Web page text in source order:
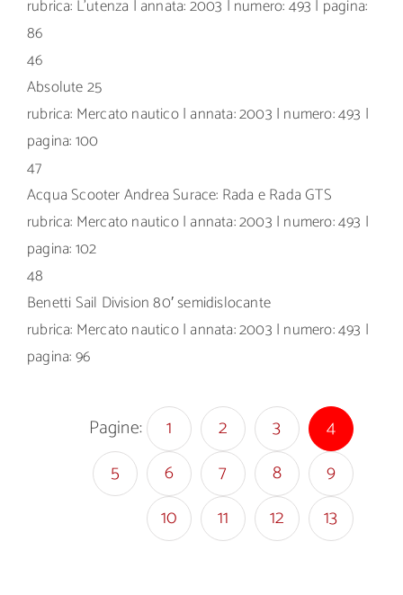
rubrica: L’utenza | annata: 2003 | numero: 493 | pagina:
86
46
Absolute 25
rubrica: Mercato nautico | annata: 2003 | numero: 493 |
pagina: 100
47
Acqua Scooter Andrea Surace: Rada e Rada GTS
rubrica: Mercato nautico | annata: 2003 | numero: 493 |
pagina: 102
48
Benetti Sail Division 80′ semidislocante
rubrica: Mercato nautico | annata: 2003 | numero: 493 |
pagina: 96
Pagine: 1 2 3
4
5
6 7 8
9
10
11 12 13